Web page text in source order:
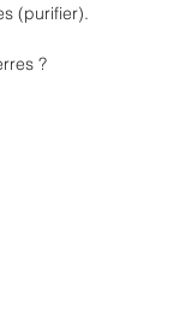
(purifier).
?